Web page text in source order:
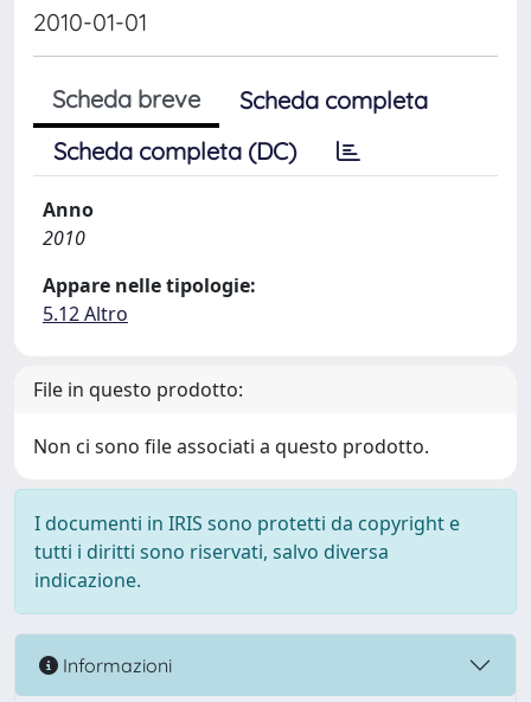
2010-01-01
Scheda breve
Scheda completa
Scheda completa (DC)
Anno
2010
Appare nelle tipologie:
5.12 Altro
File in questo prodotto:
Non ci sono file associati a questo prodotto.
I documenti in IRIS sono protetti da copyright e
tutti i diritti sono riservati, salvo diversa
indicazione.
Informazioni